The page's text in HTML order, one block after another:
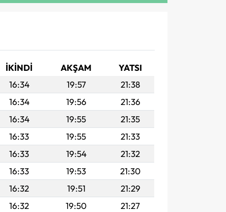
İKINDI AKŞAM
YATSI
16:34 19:57
21:38
16:34 19:56
21:36
16:34 19:55
21:35
16:33 19:55
21:33
16:33 19:54
21:32
16:33 19:53
21:30
16:32 19:51
21:29
16:32 19:50
21:27